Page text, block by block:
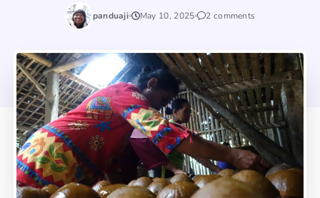
panduaji May 10, 2025 2 comments